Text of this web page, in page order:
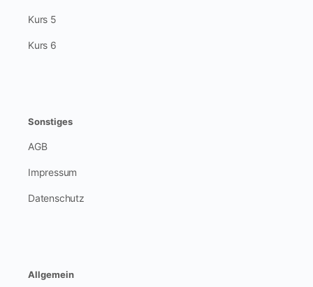
Kurs 5
Kurs 6
Sonstiges
AGB
Impressum
Datenschutz
Allgemein